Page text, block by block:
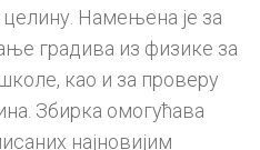
Намењена је за
градива из физике за
као и за проверу
Збирка омогућава
најновијим